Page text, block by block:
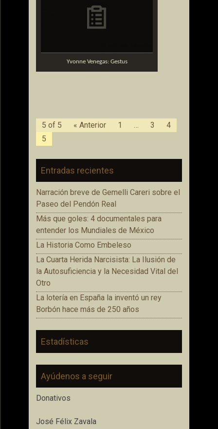
Yvonne Venegas: Gestus
5 of 5 « Anterior 1 … 3
4
5
Entradas recientes
Narración breve de Gemelli Careri sobre el
Paseo del Pendón Real
Más que goles: 4 documentales para
entender los Mundiales de México
La Historia Como Embeleso
La Cuarta Herida Narcisista: La Ilusión de
la Autosuficiencia y la Necesidad Vital del
Otro
La lotería en España la inventó un rey
Borbón hace más de 250 años
Estadísticas
Ayúdenos a seguir
Donativos
José Félix Zavala